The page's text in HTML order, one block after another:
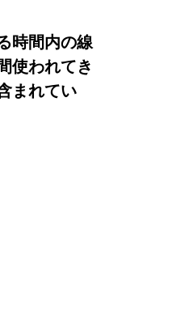
時間内の線
使われてき
まれてい